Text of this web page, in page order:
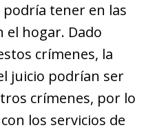
podría tener en las
el hogar. Dado
crímenes, la
juicio podrían ser
crímenes, por lo
los servicios de